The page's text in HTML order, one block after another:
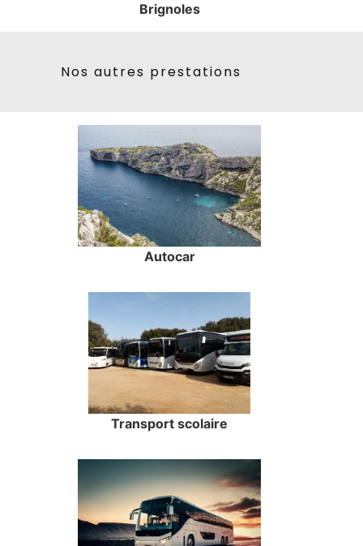
Brignoles
Nos autres prestations
Autocar
Transport scolaire